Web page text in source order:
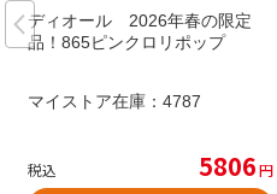
ディオール 2026年春の限定
品！865ピンクロリポップ
マイストア在庫： 4787
税込 5806円